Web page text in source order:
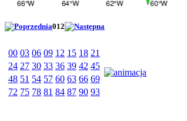
012
00 03 06 09 12 15 18 21
24 27 30 33 36 39 42 45
48 51 54 57 60 63 66 69
72 75 78 81 84 87 90 93